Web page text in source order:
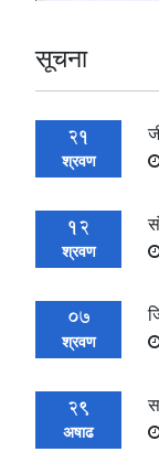
सूचना
21
श्रवण
12
श्रवण
07
श्रवण
29
अषाढ